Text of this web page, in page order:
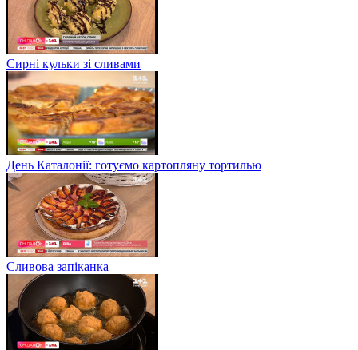
Сирні кульки зі сливами
День Каталонії: готуємо картопляну тортилью
Сливова запіканка